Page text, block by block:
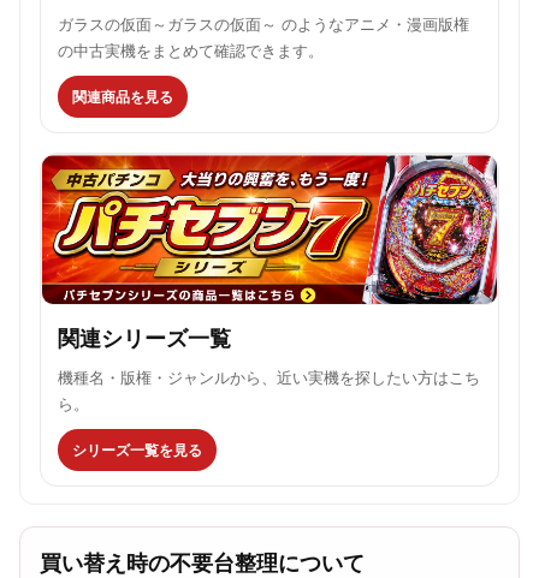
ガラスの仮面～ガラスの仮面～ のようなアニメ・漫画版権
の中古実機をまとめて確認できます。
関連商品を見る
関連シリーズ一覧
機種名・版権・ジャンルから、近い実機を探したい方はこち
ら。
シリーズ一覧を見る
買い替え時の不要台整理について